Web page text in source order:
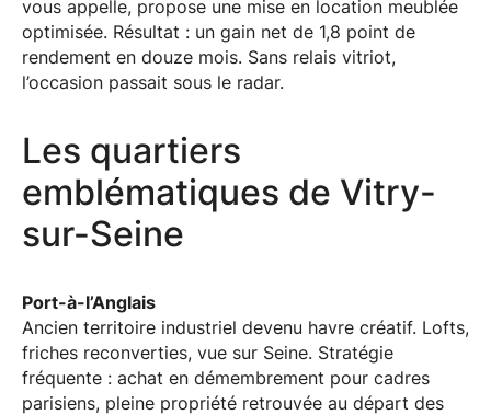
vous appelle, propose une mise en location meublée
optimisée. Résultat : un gain net de 1,8 point de
rendement en douze mois. Sans relais vitriot,
l’occasion passait sous le radar.
Les quartiers
emblématiques de Vitry-
sur-Seine
Port-à-l’Anglais
Ancien territoire industriel devenu havre créatif. Lofts,
friches reconverties, vue sur Seine. Stratégie
fréquente : achat en démembrement pour cadres
parisiens, pleine propriété retrouvée au départ des